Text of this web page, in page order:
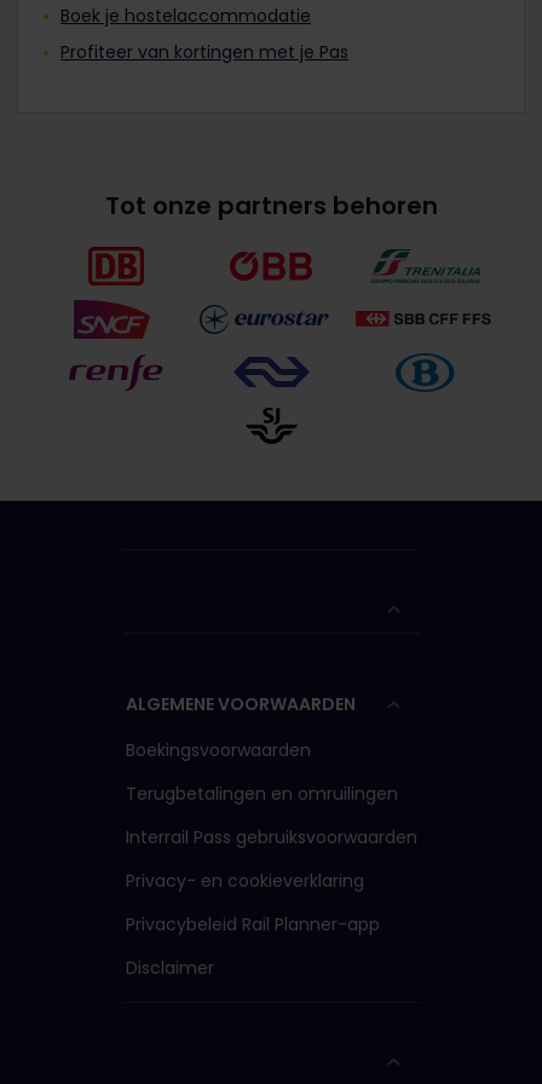
Boek je hostelaccommodatie
Profiteer van kortingen met je Pas
Tot onze partners behoren
ALGEMENE VOORWAARDEN
Boekingsvoorwaarden
Terugbetalingen en omruilingen
Interrail Pass gebruiksvoorwaarden
Privacy- en cookieverklaring
Privacybeleid Rail Planner-app
Disclaimer